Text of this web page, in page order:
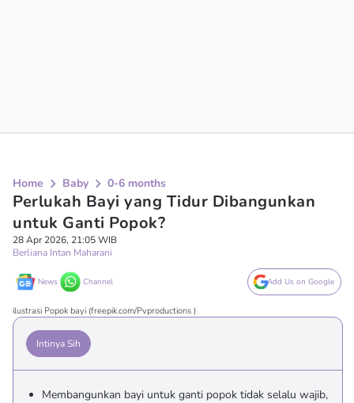
Home Baby 0-6 months
Perlukah Bayi yang Tidur Dibangunkan
untuk Ganti Popok?
28 Apr 2026, 21:05 WIB
Berliana Intan Maharani
News Channel Add Us on Google
ilustrasi Popok bayi (freepik.com/Pvproductions )
Intinya Sih
Membangunkan bayi untuk ganti popok tidak selalu wajib,